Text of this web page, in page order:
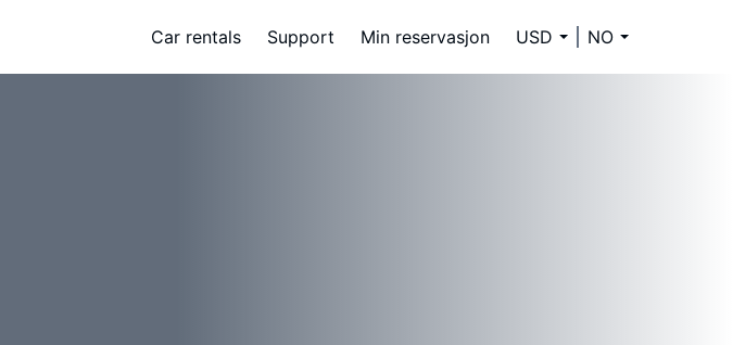
Car rentals Support Min reservasjon USD NO